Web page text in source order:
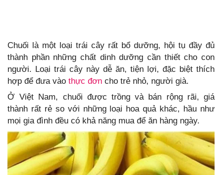
Chuối là một loại trái cây rất bổ dưỡng, hội tụ đầy đủ
thành phần những chất dinh dưỡng cần thiết cho con
người. Loại trái cây này dễ ăn, tiện lợi, đặc biệt thích
hợp để đưa vào thực đơn cho trẻ nhỏ, người già.
Ở Việt Nam, chuối được trồng và bán rộng rãi, giá
thành rất rẻ so với những loại hoa quả khác, hầu như
mọi gia đình đều có khả năng mua để ăn hàng ngày.